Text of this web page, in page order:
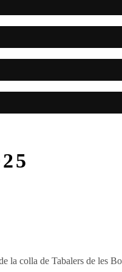
la colla de Tabalers de les